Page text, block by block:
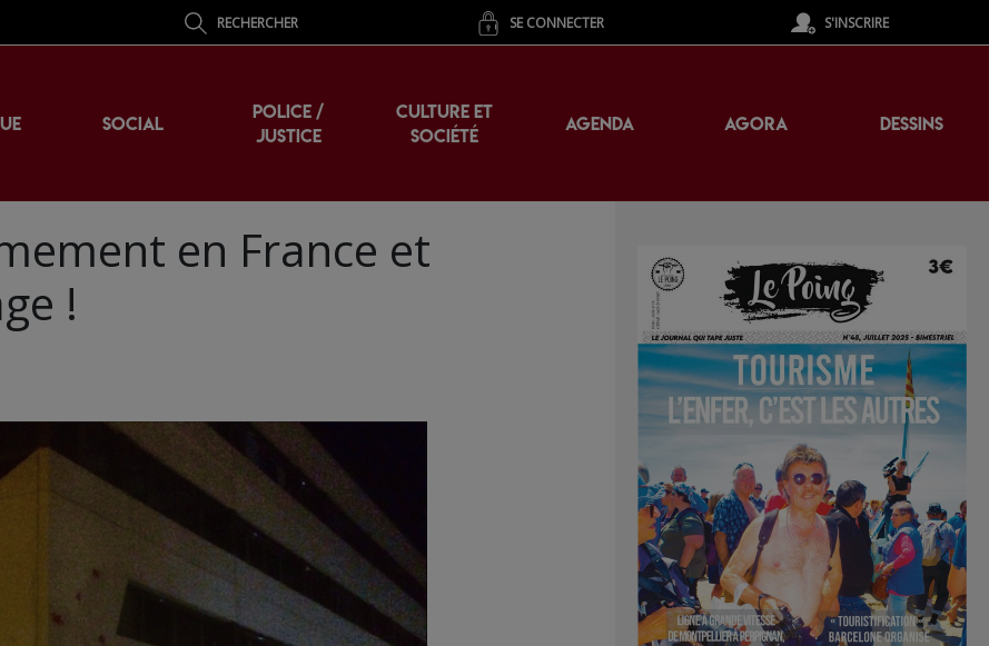
RECHERCHER SE CONNECTER S'INSCRIRE
SOCIAL
POLICE /
JUSTICE
CULTURE ET
SOCIÉTÉ
AGENDA AGORA DESSINS
en France et
!